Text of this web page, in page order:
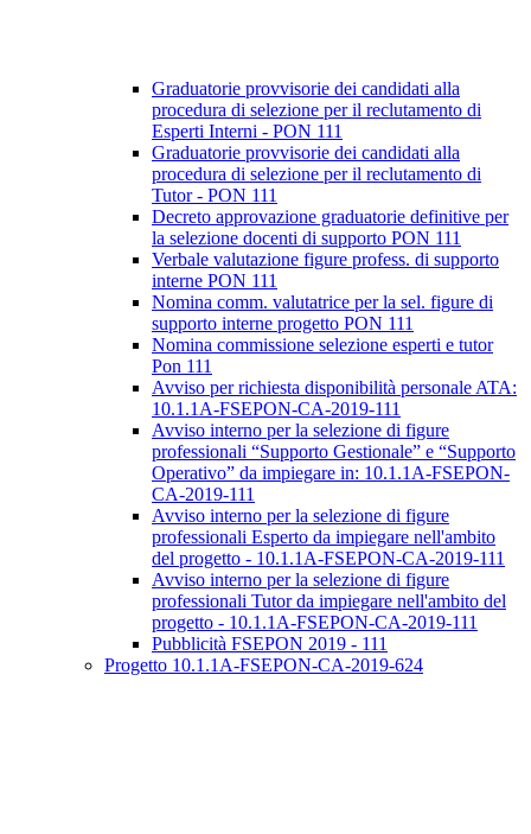
Graduatorie provvisorie dei candidati alla
procedura di selezione per il reclutamento di
Esperti Interni - PON 111
Graduatorie provvisorie dei candidati alla
procedura di selezione per il reclutamento di
Tutor - PON 111
Decreto approvazione graduatorie definitive per
la selezione docenti di supporto PON 111
Verbale valutazione figure profess. di supporto
interne PON 111
Nomina comm. valutatrice per la sel. figure di
supporto interne progetto PON 111
Nomina commissione selezione esperti e tutor
Pon 111
Avviso per richiesta disponibilità personale ATA:
10.1.1A-FSEPON-CA-2019-111
Avviso interno per la selezione di figure
professionali “Supporto Gestionale” e “Supporto
Operativo” da impiegare in: 10.1.1A-FSEPON-
CA-2019-111
Avviso interno per la selezione di figure
professionali Esperto da impiegare nell'ambito
del progetto - 10.1.1A-FSEPON-CA-2019-111
Avviso interno per la selezione di figure
professionali Tutor da impiegare nell'ambito del
progetto - 10.1.1A-FSEPON-CA-2019-111
Pubblicità FSEPON 2019 - 111
Progetto 10.1.1A-FSEPON-CA-2019-624